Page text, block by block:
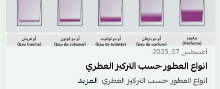
أغسطس 07 ,2025
انواع العطور حسب التركيز العطري
انواع العطور حسب التركيز العطري المزيد